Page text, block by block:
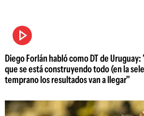
Diego Forlán habló como DT de
que se está construyendo todo (en la
temprano los resultados van a llegar"